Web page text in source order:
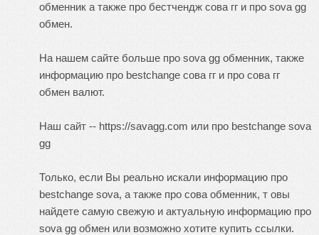
обменник а также про бестчендж сова гг и про sova gg
обмен.
На нашем сайте больше про sova gg обменник, также
информацию про bestchange сова гг и про сова гг
обмен валют.
Наш сайт -- https://savagg.com или про bestchange sova
gg
Только, если Вы реально искали информацию про
bestchange sova, а также про сова обменник, т овы
найдете самую свежую и актуальную информацию про
sova gg обмен или возможно хотите купить ссылки.